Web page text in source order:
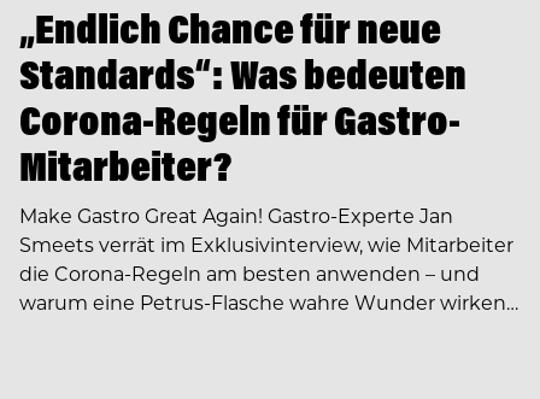
„Endlich Chance für neue
Standards“: Was bedeuten
Corona-Regeln für Gastro-
Mitarbeiter?
Make Gastro Great Again! Gastro-Experte Jan
Smeets verrät im Exklusivinterview, wie Mitarbeiter
die Corona-Regeln am besten anwenden – und
warum eine Petrus-Flasche wahre Wunder wirken…